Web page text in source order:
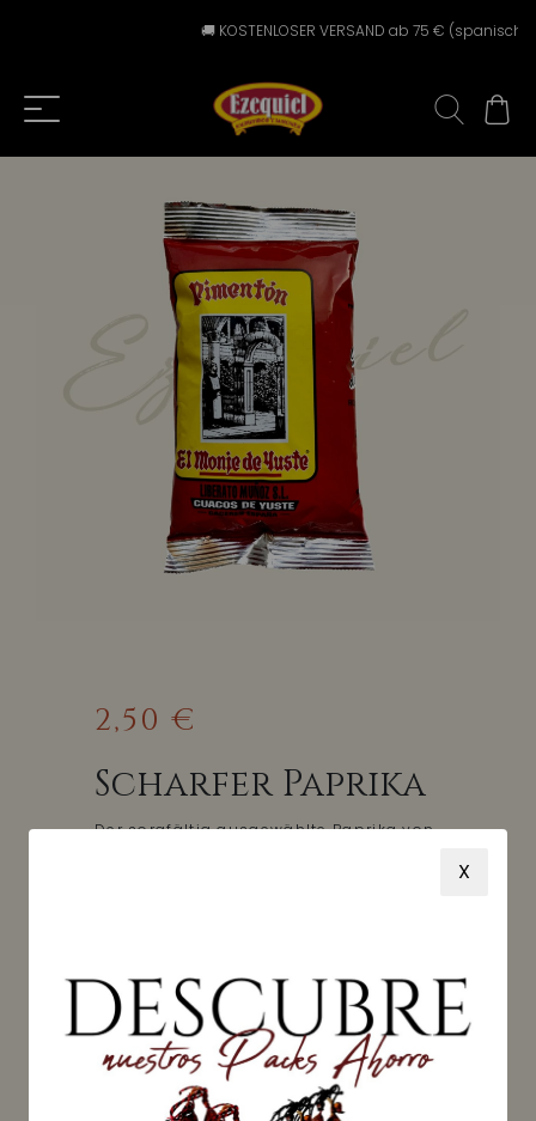
🚚 KOSTENLOSER VERSAND ab 75 €
2,50 €
Scharfer Paprika
Der sorgfältig ausgewählte Paprika von
besonderen Geschmack, sein Aroma
und seine Farbe zu erhalten
Hergestellt von Liberato Muñoz S.L.
Nettogewicht: 250 g
X